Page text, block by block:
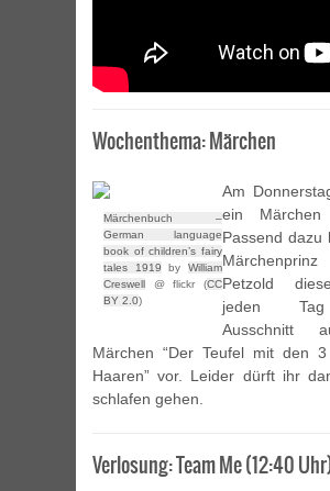
Wochenthema: Märchen
Märchenbuch –
German language
book of children’s fairy
tales 1919 byWilliam
Creswell @ flickr (CC
BY 2.0)
Am
ein Märchen
Passend dazu
Petzold
jeden
Ausschnitt
Märchen “Der Teufel mit den 3
Haaren” vor. Leider dürft ihr
schlafen gehen.
Verlosung: Team Me (12:40